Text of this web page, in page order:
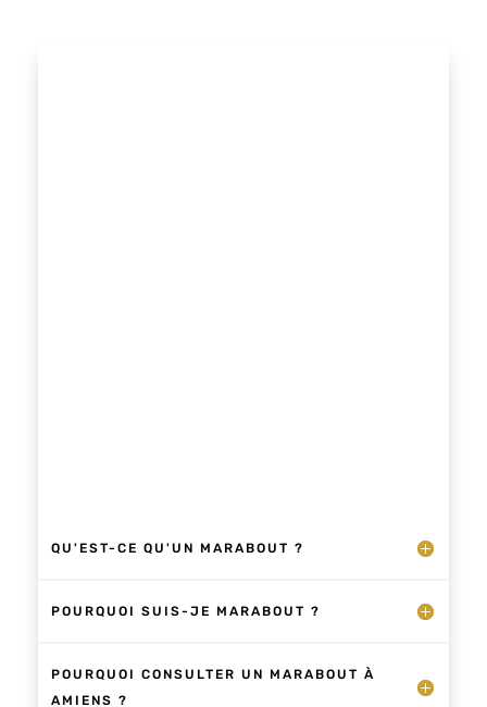
QU'EST-CE QU'UN MARABOUT ?
POURQUOI SUIS-JE MARABOUT ?
POURQUOI CONSULTER UN MARABOUT À
AMIENS ?